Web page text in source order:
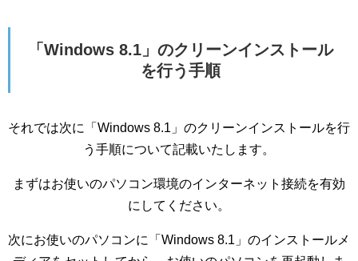
「Windows 8.1」のクリーンインストール
を行う手順
それでは次に「Windows 8.1」のクリーンインストールを行
う手順について記載いたします。
まずはお使いのパソコン環境のインターネット接続を有効
にしてください。
次にお使いのパソコンに「Windows 8.1」のインストールメ